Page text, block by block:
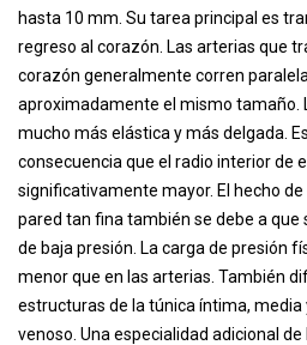
hasta 10 mm. Su tarea principal es
regreso al corazón. Las arterias que
corazón generalmente corren
aproximadamente el mismo tamaño.
mucho más elástica y más delgada.
consecuencia que el radio interior de
significativamente mayor. El hecho
pared tan fina también se debe a que
de baja presión. La carga de presión
menor que en las arterias. También
estructuras de la túnica íntima,
venoso. Una especialidad adicional de